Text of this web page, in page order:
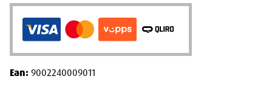
Ean:9002240009011